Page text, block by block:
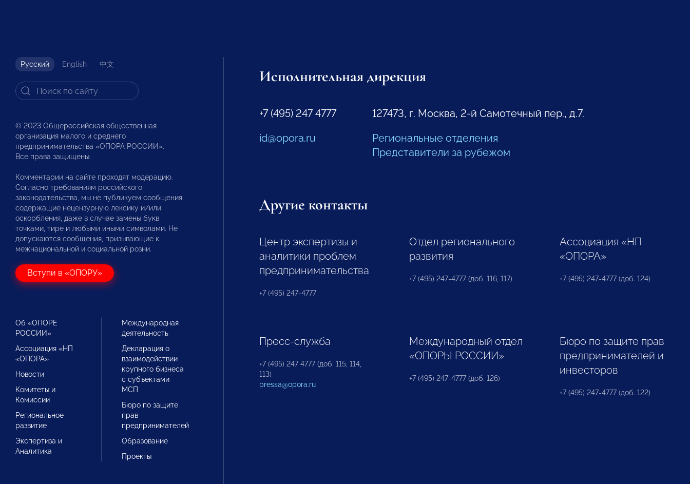
Русский English 中文
© 2023 Общероссийская общественная
организация малого и среднего
предпринимательства «ОПОРА РОССИИ».
Все права защищены.
Комментарии на сайте проходят модерацию.
Согласно требованиям российского
законодательства, мы не публикуем сообщения,
содержащие нецензурную лексику и/или
оскорбления, даже в случае замены букв
точками, тире и любыми иными символами. Не
допускаются сообщения, призывающие к
межнациональной и социальной розни.
Вступи в «ОПОРУ»
Об «ОПОРЕ
РОССИИ»
Ассоциация «НП
«ОПОРА»
Новости
Комитеты и
Комиссии
Региональное
развитие
Экспертиза и
Аналитика
Международная
деятельность
Декларация о
взаимодействии
крупного бизнеса
с субъектами
МСП
Бюро по защите
прав
предпринимателей
Образование
Проекты
Исполнительная дирекция
+7 (495) 247 4777
id@opora.ru
127473, г. Москва, 2-й Самотечный пер., д.7.
Региональные отделения
Представители за рубежом
Другие контакты
Центр экспертизы и
аналитики проблем
предпринимательства
+7 (495) 247-4777
Отдел регионального
развития
+7 (495) 247-4777 (доб. 116, 117)
Ассоциация «НП
«ОПОРА»
+7 (495) 247-4777 (доб. 124)
Пресс-служба
+7 (495) 247 4777 (доб. 115, 114,
113)
pressa@opora.ru
Международный отдел
«ОПОРЫ РОССИИ»
+7 (495) 247-4777 (доб. 126)
Бюро по защите прав
предпринимателей и
инвесторов
+7 (495) 247-4777 (доб. 122)